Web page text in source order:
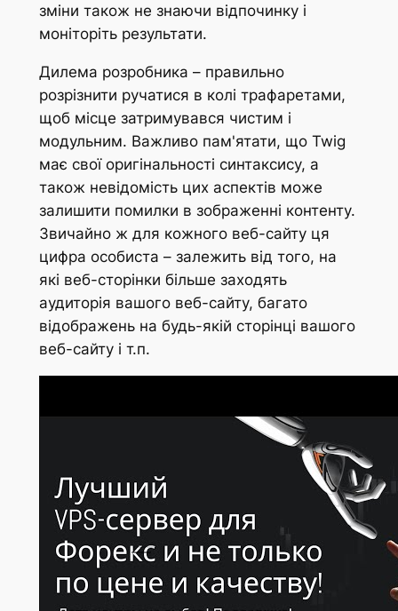
зміни також не знаючи відпочинку і
моніторіть результати.
Дилема розробника – правильно
розрізнити ручатися в колі трафаретами,
щоб місце затримувався чистим і
модульним. Важливо пам'ятати, що Twig
має свої оригінальності синтаксису, а
також невідомість цих аспектів може
залишити помилки в зображенні контенту.
Звичайно ж для кожного веб-сайту ця
цифра особиста – залежить від того, на
які веб-сторінки більше заходять
аудиторія вашого веб-сайту, багато
відображень на будь-якій сторінці вашого
веб-сайту і т.п.